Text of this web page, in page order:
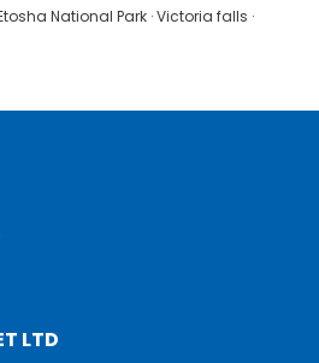
Sehen
National Park · Victoria falls ·
LTD